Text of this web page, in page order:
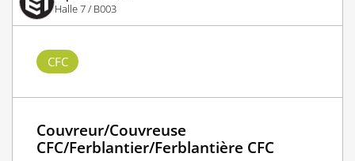
Halle 7 / B003
CFC
Couvreur/Couvreuse
CFC/Ferblantier/Ferblantière CFC